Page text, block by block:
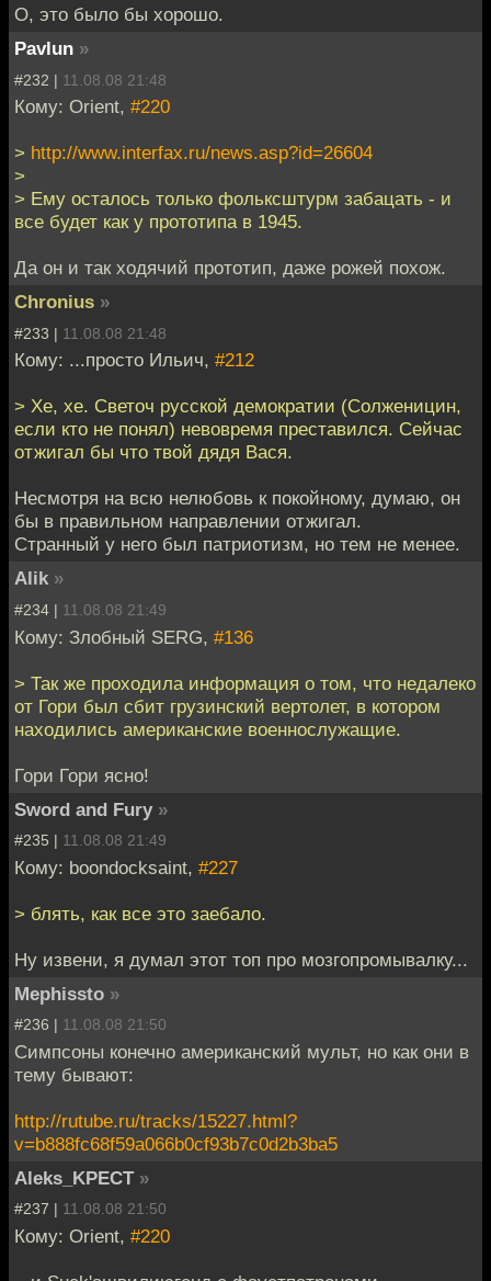
О, это было бы хорошо.
Pavlun »
#232 | 11.08.08 21:48
Кому: Orient, #220
> http://www.interfax.ru/news.asp?id=26604
>
> Ему осталось только фольксштурм забацать - и
все будет как у прототипа в 1945.
Да он и так ходячий прототип, даже рожей похож.
Chronius »
#233 | 11.08.08 21:48
Кому: ...просто Ильич, #212
> Хе, хе. Светоч русской демократии (Солженицин,
если кто не понял) невовремя преставился. Сейчас
отжигал бы что твой дядя Вася.
Несмотря на всю нелюбовь к покойному, думаю, он
бы в правильном направлении отжигал.
Странный у него был патриотизм, но тем не менее.
Alik »
#234 | 11.08.08 21:49
Кому: Злобный SERG, #136
> Так же проходила информация о том, что недалеко
от Гори был сбит грузинский вертолет, в котором
находились американские военнослужащие.
Гори Гори ясно!
Sword and Fury »
#235 | 11.08.08 21:49
Кому: boondocksaint, #227
> блять, как все это заебало.
Ну извени, я думал этот топ про мозгопромывалку...
Mephissto »
#236 | 11.08.08 21:50
Симпсоны конечно американский мульт, но как они в
тему бывают:
http://rutube.ru/tracks/15227.html?
v=b888fc68f59a066b0cf93b7c0d2b3ba5
Aleks_KPECT »
#237 | 11.08.08 21:50
Кому: Orient, #220